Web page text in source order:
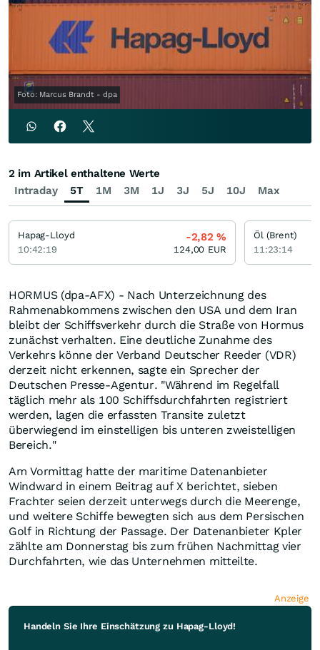
Foto: Marcus Brandt - dpa
HORMUS (dpa-AFX) - Nach Unterzeichnung des
Rahmenabkommens zwischen den USA und dem Iran
bleibt der Schiffsverkehr durch die Straße von Hormus
zunächst verhalten. Eine deutliche Zunahme des
Verkehrs könne der Verband Deutscher Reeder (VDR)
derzeit nicht erkennen, sagte ein Sprecher der
Deutschen Presse-Agentur. "Während im Regelfall
täglich mehr als 100 Schiffsdurchfahrten registriert
werden, lagen die erfassten Transite zuletzt
überwiegend im einstelligen bis unteren zweistelligen
Bereich."
Am Vormittag hatte der maritime Datenanbieter
Windward in einem Beitrag auf X berichtet, sieben
Frachter seien derzeit unterwegs durch die Meerenge,
und weitere Schiffe bewegten sich aus dem Persischen
Golf in Richtung der Passage. Der Datenanbieter Kpler
zählte am Donnerstag bis zum frühen Nachmittag vier
Durchfahrten, wie das Unternehmen mitteilte.
Anzeige
Handeln Sie Ihre Einschätzung zu Hapag-Lloyd!
Intraday 5T 1M 3M 1J 3J 5J 10J Max
2 im Artikel enthaltene Werte
Hapag-Lloyd
10:42:19
-2,82%
124,00 EUR
Öl (Brent)
11:23:14